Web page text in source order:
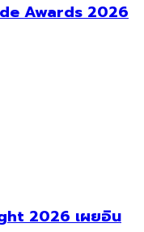
Awards 2026
2026 เผยอิน